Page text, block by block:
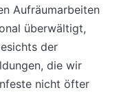
Aufräumarbeiten
überwältigt,
der
die wir
nicht öfter